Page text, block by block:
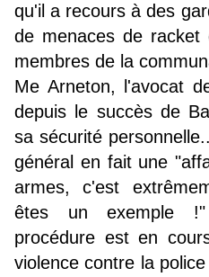
qu'il a recours à des
de menaces de
membres de la
Me Arneton, l'avocat
depuis le succès de
sa sécurité
général en fait une
armes, c'est
êtes un exemple
procédure est en
violence contre la